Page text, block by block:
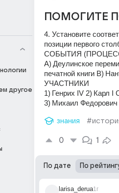
другое
ПОМОГИТЕ
4. Установите
позиции первого
СОБЫТИЯ
А) Деулинское
печатной книги В)
УЧАСТНИКИ
1) Генрих IV 2) Карл I
3) Михаил
знания
0 1
По дате По
larisa_derua1г